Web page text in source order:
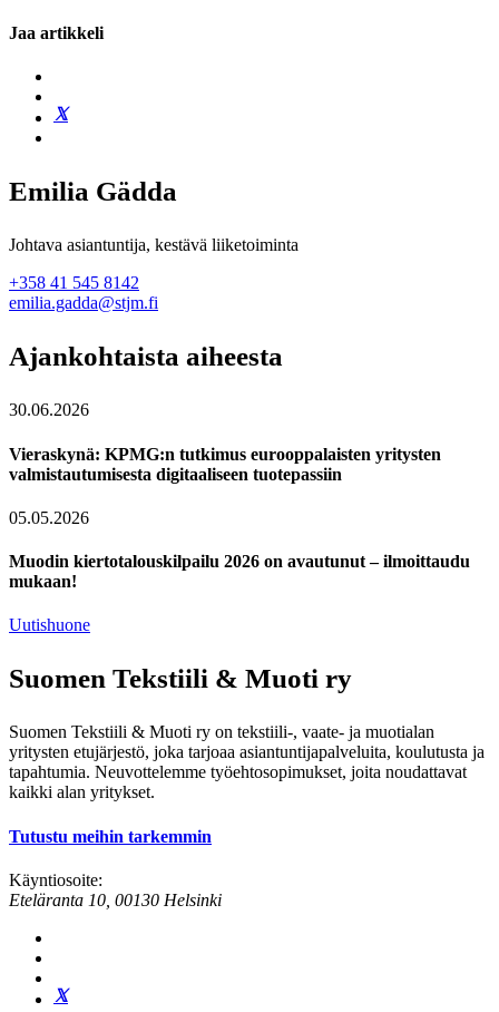
Jaa artikkeli
Emilia Gädda
Johtava asiantuntija, kestävä liiketoiminta
+358 41 545 8142
emilia.gadda@stjm.fi
Ajankohtaista aiheesta
30.06.2026
Vieraskynä: KPMG:n tutkimus eurooppalaisten yritysten
valmistautumisesta digitaaliseen tuotepassiin
05.05.2026
Muodin kiertotalouskilpailu 2026 on avautunut – ilmoittaudu
mukaan!
Uutishuone
Suomen Tekstiili & Muoti ry
Suomen Tekstiili & Muoti ry on tekstiili-, vaate- ja muotialan
yritysten etujärjestö, joka tarjoaa asiantuntijapalveluita, koulutusta ja
tapahtumia. Neuvottelemme työehtosopimukset, joita noudattavat
kaikki alan yritykset.
Tutustu meihin tarkemmin
Käyntiosoite:
Eteläranta 10, 00130 Helsinki